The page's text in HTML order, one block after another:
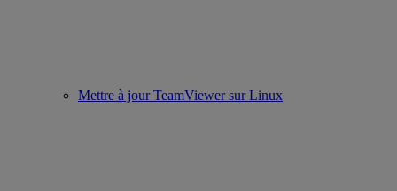
Mettre à jour TeamViewer sur Linux